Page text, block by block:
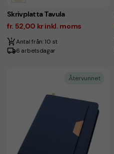
Skrivplatta Tavula
fr. 52,00 kr inkl. moms
Antal från: 10 st
6 arbetsdagar
Återvunnet